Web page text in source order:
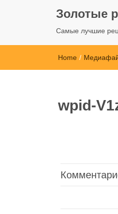
Золотые
Самые лучшие
Home /
wpid-